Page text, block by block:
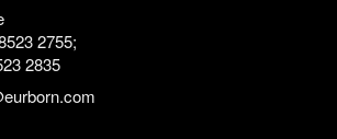
2755;
2835